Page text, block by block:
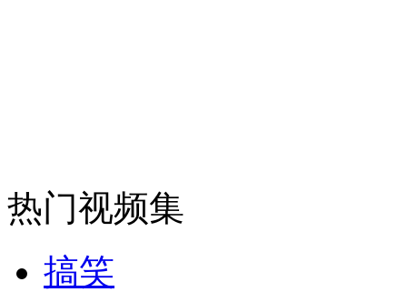
消防员救轻生者 花炮节热闹非凡
热门视频集
搞笑